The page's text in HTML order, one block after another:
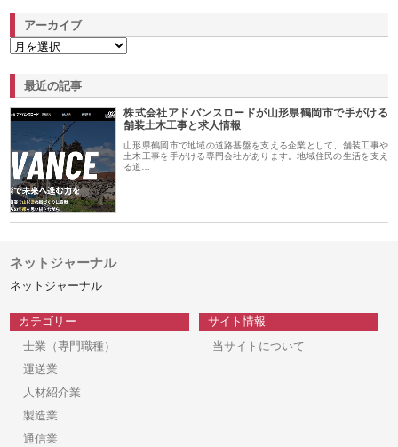
アーカイブ
最近の記事
株式会社アドバンスロードが山形県鶴岡市で手がける
舗装土木工事と求人情報
山形県鶴岡市で地域の道路基盤を支える企業として、舗装工事や
土木工事を手がける専門会社があります。地域住民の生活を支え
る道…
ネットジャーナル
ネットジャーナル
カテゴリー
士業（専門職種）
運送業
人材紹介業
製造業
通信業
サイト情報
当サイトについて